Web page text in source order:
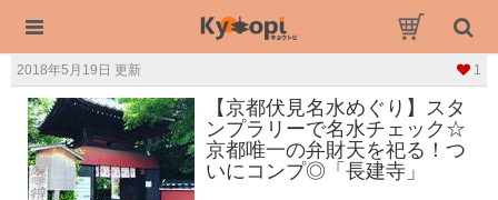
2018年5月19日 更新 1
【京都伏見名水めぐり】スタ
ンプラリーで名水チェック☆
京都唯一の弁財天を祀る！つ
いにコンプ◎「長建寺」